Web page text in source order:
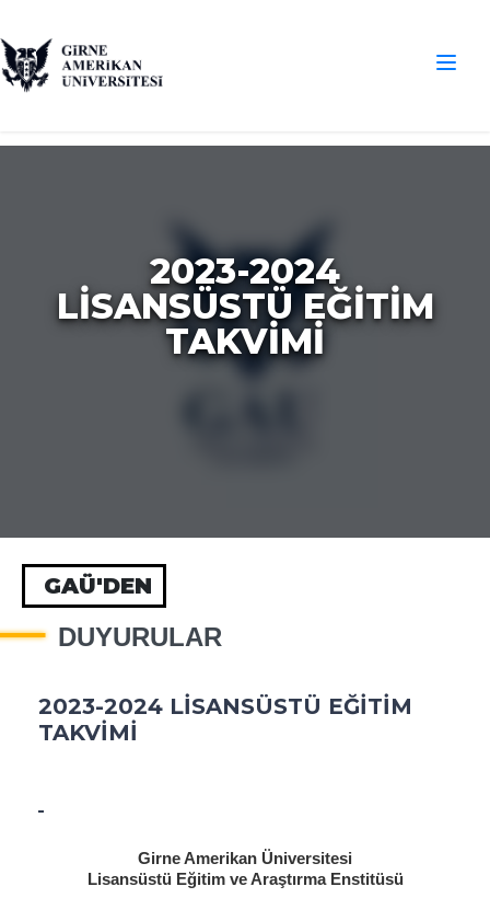
2023-2024
LİSANSÜSTÜ EĞİTİM
TAKVİMİ
GAÜ'DEN
DUYURULAR
2023-2024 LİSANSÜSTÜ EĞİTİM
TAKVİMİ
Girne Amerikan Üniversitesi
Lisansüstü Eğitim ve Araştırma Enstitüsü